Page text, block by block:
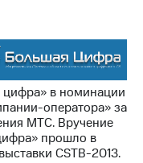
цифра» в номинации
оператора» за
МТС. Вручение
прошло в
CSTB-2013.